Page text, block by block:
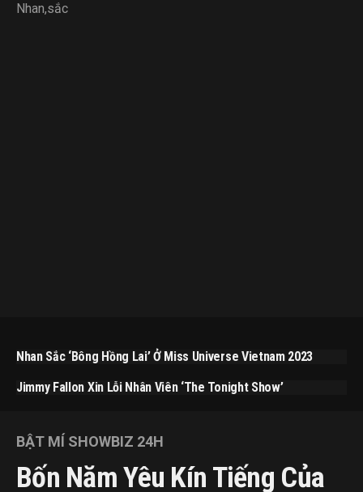
Nhan,sắc
Nhan Sắc ‘bông Hồng Lai’ Ở Miss Universe Vietnam 2023
Jimmy Fallon Xin Lỗi Nhân Viên ‘The Tonight Show’
BẬT MÍ SHOWBIZ 24H
Bốn Năm Yêu Kín Tiếng Của